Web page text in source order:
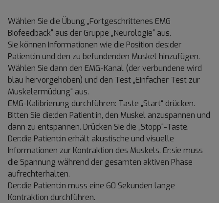
Wählen Sie die Übung „Fortgeschrittenes EMG
Biofeedback“ aus der Gruppe „Neurologie“ aus.
Sie können Informationen wie die Position des:der
Patient:in und den zu befundenden Muskel hinzufügen.
Wählen Sie dann den EMG-Kanal (der verbundene wird
blau hervorgehoben) und den Test „Einfacher Test zur
Muskelermüdung“ aus.
EMG-Kalibrierung durchführen: Taste „Start“ drücken.
Bitten Sie die:den Patient:in, den Muskel anzuspannen und
dann zu entspannen. Drücken Sie die „Stopp“-Taste.
Der:die Patient:in erhält akustische und visuelle
Informationen zur Kontraktion des Muskels. Er:sie muss
die Spannung während der gesamten aktiven Phase
aufrechterhalten.
Der:die Patient:in muss eine 60 Sekunden lange
Kontraktion durchführen.